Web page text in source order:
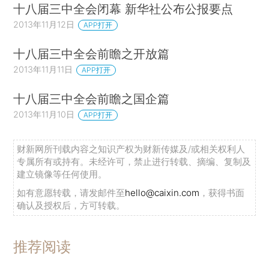
十八届三中全会闭幕 新华社公布公报要点
2013年11月12日 APP打开
十八届三中全会前瞻之开放篇
2013年11月11日 APP打开
十八届三中全会前瞻之国企篇
2013年11月10日 APP打开
财新网所刊载内容之知识产权为财新传媒及/或相关权利人
专属所有或持有。未经许可，禁止进行转载、摘编、复制及
建立镜像等任何使用。
如有意愿转载，请发邮件至hello@caixin.com ，获得书面
确认及授权后，方可转载。
推荐阅读